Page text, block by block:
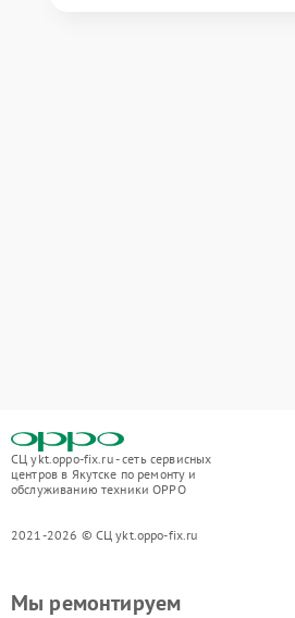
СЦ ykt.oppo-fix.ru - сеть сервисных
центров в Якутске по ремонту и
обслуживанию техники OPPO
2021-2026 © СЦ ykt.oppo-fix.ru
Мы ремонтируем